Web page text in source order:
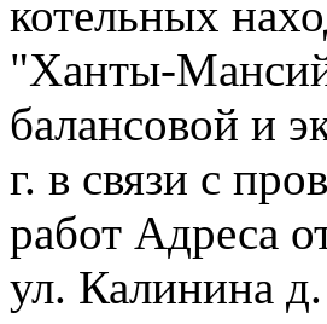
котельных
"Ханты-
балансовой и
г. в связи с
работ Адреса
ул. Калинина